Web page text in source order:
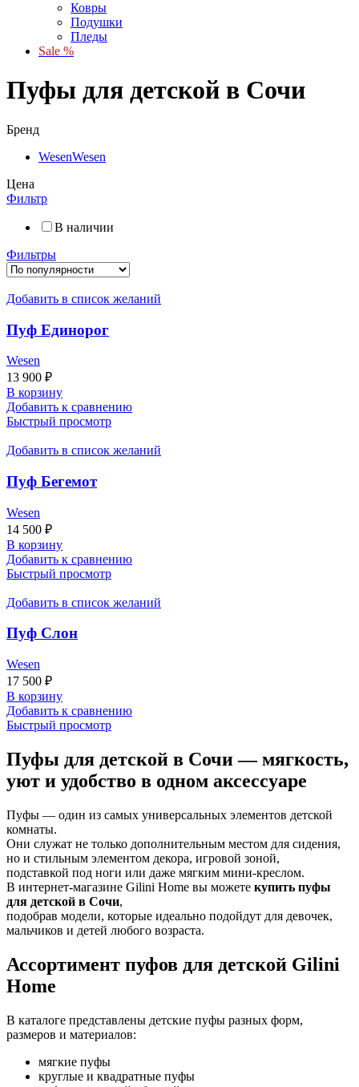
Ковры
Подушки
Пледы
Sale %
Пуфы для детской в Сочи
Бренд
WesenWesen
Цена
Фильтр
В наличии
Фильтры
Добавить в список желаний
Пуф Единорог
Wesen
13 900 ₽
В корзину
Добавить к сравнению
Быстрый просмотр
Добавить в список желаний
Пуф Бегемот
Wesen
14 500 ₽
В корзину
Добавить к сравнению
Быстрый просмотр
Добавить в список желаний
Пуф Слон
Wesen
17 500 ₽
В корзину
Добавить к сравнению
Быстрый просмотр
Пуфы для детской в Сочи — мягкость,
уют и удобство в одном аксессуаре
Пуфы — один из самых универсальных элементов детской
комнаты.
Они служат не только дополнительным местом для сидения,
но и стильным элементом декора, игровой зоной,
подставкой под ноги или даже мягким мини-креслом.
В интернет-магазине Gilini Home вы можете купить пуфы
для детской в Сочи,
подобрав модели, которые идеально подойдут для девочек,
мальчиков и детей любого возраста.
Ассортимент пуфов для детской Gilini
Home
В каталоге представлены детские пуфы разных форм,
размеров и материалов:
мягкие пуфы
круглые и квадратные пуфы